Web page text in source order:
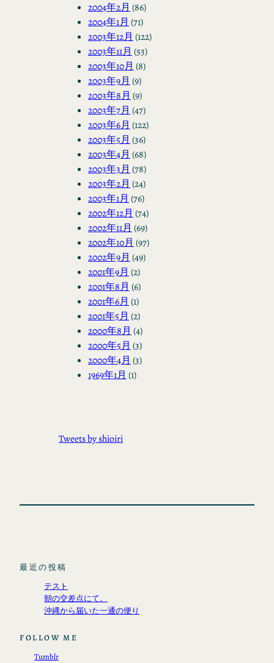
2004年2月 (86)
2004年1月 (71)
2003年12月 (122)
2003年11月 (53)
2003年10月 (8)
2003年9月 (9)
2003年8月 (9)
2003年7月 (47)
2003年6月 (122)
2003年5月 (36)
2003年4月 (68)
2003年3月 (78)
2003年2月 (24)
2003年1月 (76)
2002年12月 (74)
2002年11月 (69)
2002年10月 (97)
2002年9月 (49)
2001年9月 (2)
2001年8月 (6)
2001年6月 (1)
2001年5月 (2)
2000年8月 (4)
2000年5月 (3)
2000年4月 (3)
1969年1月 (1)
Tweets by shioiri
最近の投稿
テスト
朝の交差点にて。
沖縄から届いた一通の便り
FOLLOW ME
Tumblr